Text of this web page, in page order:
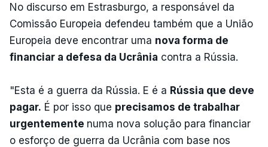
No discurso em Estrasburgo, a responsável da
Comissão Europeia defendeu também que a União
Europeia deve encontrar uma nova forma de
financiar a defesa da Ucrânia contra a Rússia.
"Esta é a guerra da Rússia. E é a Rússia que deve
pagar. É por isso que precisamos de trabalhar
urgentemente numa nova solução para financiar
o esforço de guerra da Ucrânia com base nos